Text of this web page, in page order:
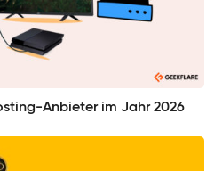
Anbieter im Jahr 2026